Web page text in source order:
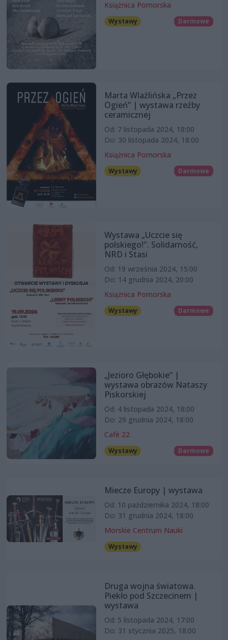
Książnica Pomorska
Wystawy Darmowe
Marta Wlaźlińska „Przez
Ogień” | wystawa rzeźby
ceramicznej
Od: 7 listopada 2024, 18:00
Do: 30 listopada 2024, 18:00
Książnica Pomorska
Wystawy Darmowe
Wystawa „Uczcie się
polskiego!". Solidarność,
NRD i Stasi
Od: 19 września 2024, 15:00
Do: 14 grudnia 2024, 20:00
Książnica Pomorska
Wystawy Darmowe
„Jezioro Głębokie” |
wystawa obrazów Nataszy
Piskorskiej
Od: 4 listopada 2024, 18:00
Do: 29 grudnia 2024, 18:00
Café 22
Wystawy Darmowe
Miecze Europy | wystawa
Od: 10 października 2024, 18:00
Do: 31 grudnia 2024, 18:00
Morskie Centrum Nauki
Wystawy
Druga wojna światowa.
Piekło pod Szczecinem |
wystawa
Od: 5 listopada 2024, 17:00
Do: 31 stycznia 2025, 18:00